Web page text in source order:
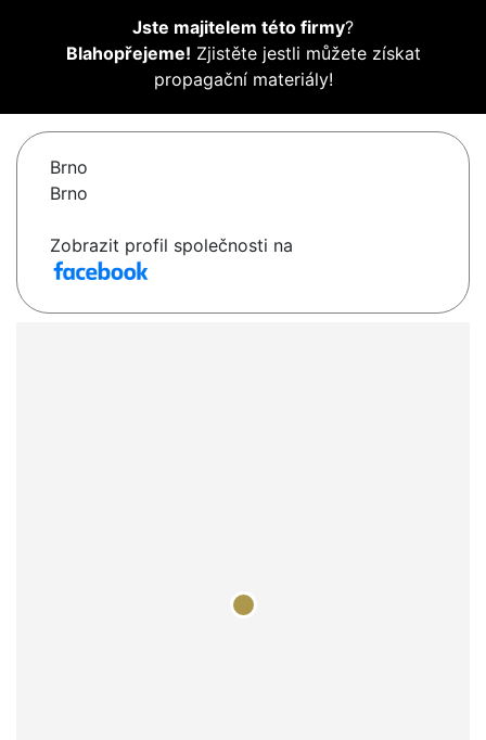
Jste majitelem této firmy?
Blahopřejeme! Zjistěte jestli můžete získat
propagační materiály!
Brno
Brno
Zobrazit profil společnosti na